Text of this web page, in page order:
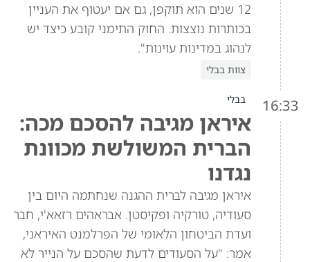
12 שנים הוא תוקפן, גם אם יעטוף את העניין
בכותרות נוצצות. החוק התימני קובע כיצד יש
לנהוג במדינות עוינות".
צוות בבלי
16:33 בבלי
איראן מגיבה להסכם מכה:
הברית המשולשת מכוונת
נגדנו
איראן מגיבה לברית ההגנה שנחתמה היום בין
סעודיה, טורקיה ופקיסטן. אבראהים רזאא'י, חבר
ועדת הביטחון הלאומי של הפרלמנט האיראני,
אמר: "על הסעודים לדעת שהסכם על הנייר לא